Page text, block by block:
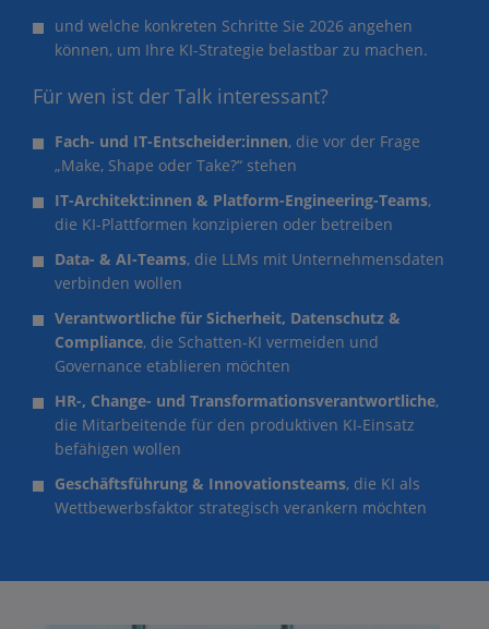
und welche konkreten Schritte Sie 2026 angehen
können, um Ihre KI-Strategie belastbar zu machen.
Für wen ist der Talk interessant?
Fach- und IT-Entscheider:innen, die vor der Frage
„Make, Shape oder Take?“ stehen
IT-Architekt:innen & Platform-Engineering-Teams,
die KI-Plattformen konzipieren oder betreiben
Data- & AI-Teams, die LLMs mit Unternehmensdaten
verbinden wollen
Verantwortliche für Sicherheit, Datenschutz &
Compliance, die Schatten-KI vermeiden und
Governance etablieren möchten
HR-, Change- und Transformationsverantwortliche,
die Mitarbeitende für den produktiven KI-Einsatz
befähigen wollen
Geschäftsführung & Innovationsteams, die KI als
Wettbewerbsfaktor strategisch verankern möchten